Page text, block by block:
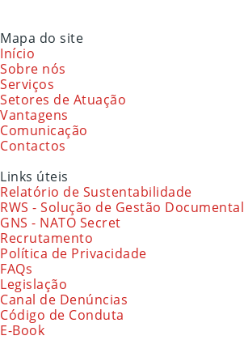
Mapa do site
Início
Sobre nós
Serviços
Setores de Atuação
Vantagens
Comunicação
Contactos
Links úteis
Relatório de Sustentabilidade
RWS - Solução de Gestão Documental
GNS - NATO Secret
Recrutamento
Política de Privacidade
FAQs
Legislação
Canal de Denúncias
Código de Conduta
E-Book